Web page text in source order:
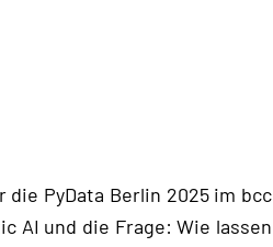
PyData Berlin 2025 im bcc
AI und die Frage: Wie lassen